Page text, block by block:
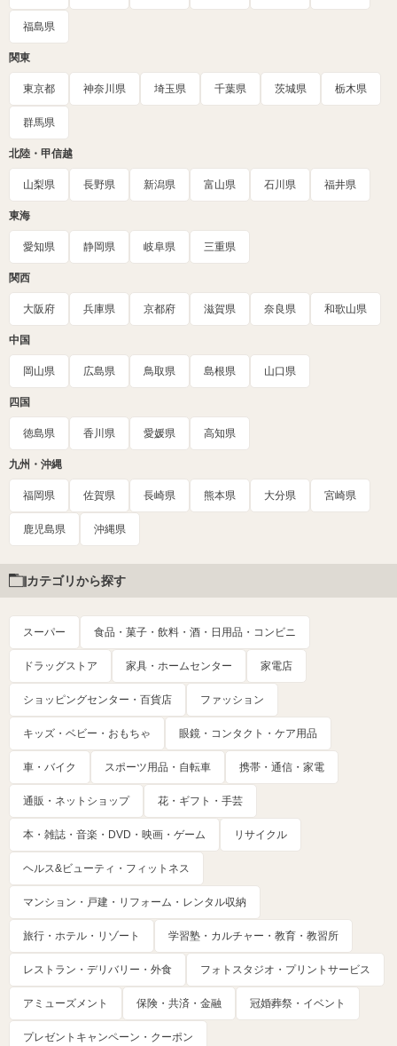
福島県
関東
東京都 神奈川県 埼玉県 千葉県 茨城県 栃木県
群馬県
北陸・甲信越
山梨県 長野県 新潟県 富山県 石川県 福井県
東海
愛知県 静岡県 岐阜県 三重県
関西
大阪府 兵庫県 京都府 滋賀県 奈良県 和歌山県
中国
岡山県 広島県 鳥取県 島根県 山口県
四国
徳島県 香川県 愛媛県 高知県
九州・沖縄
福岡県 佐賀県 長崎県 熊本県 大分県 宮崎県
鹿児島県 沖縄県
カテゴリから探す
スーパー 食品・菓子・飲料・酒・日用品・コンビニ
ドラッグストア 家具・ホームセンター 家電店
ショッピングセンター・百貨店 ファッション
キッズ・ベビー・おもちゃ 眼鏡・コンタクト・ケア用品
車・バイク スポーツ用品・自転車 携帯・通信・家電
通販・ネットショップ 花・ギフト・手芸
本・雑誌・音楽・DVD・映画・ゲーム リサイクル
ヘルス&ビューティ・フィットネス
マンション・戸建・リフォーム・レンタル収納
旅行・ホテル・リゾート 学習塾・カルチャー・教育・教習所
レストラン・デリバリー・外食 フォトスタジオ・プリントサービス
アミューズメント 保険・共済・金融 冠婚葬祭・イベント
プレゼントキャンペーン・クーポン